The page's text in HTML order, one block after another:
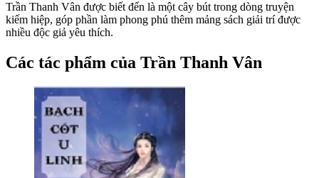
Trần Thanh Vân được biết đến là một cây bút trong dòng truyện
kiếm hiệp, góp phần làm phong phú thêm mảng sách giải trí được
nhiều độc giả yêu thích.
Các tác phẩm của Trần Thanh Vân